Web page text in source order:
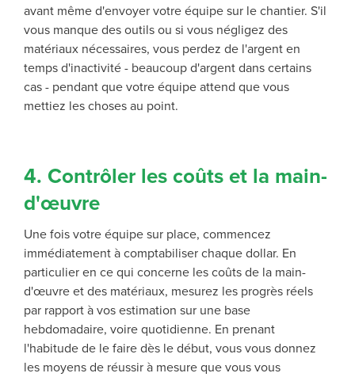
avant même d'envoyer votre équipe sur le chantier. S'il
vous manque des outils ou si vous négligez des
matériaux nécessaires, vous perdez de l'argent en
temps d'inactivité - beaucoup d'argent dans certains
cas - pendant que votre équipe attend que vous
mettiez les choses au point.
4. Contrôler les coûts et la main-
d'œuvre
Une fois votre équipe sur place, commencez
immédiatement à comptabiliser chaque dollar. En
particulier en ce qui concerne les coûts de la main-
d'œuvre et des matériaux, mesurez les progrès réels
par rapport à vos estimation sur une base
hebdomadaire, voire quotidienne. En prenant
l'habitude de le faire dès le début, vous vous donnez
les moyens de réussir à mesure que vous vous